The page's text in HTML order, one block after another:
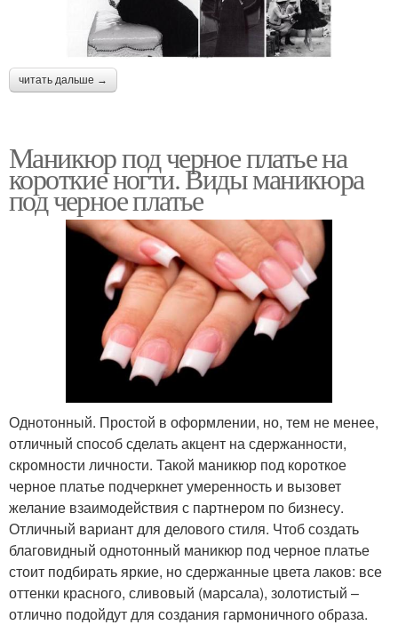
читать дальше →
Маникюр под черное платье на
короткие ногти. Виды маникюра
под черное платье
Однотонный. Простой в оформлении, но, тем не менее,
отличный способ сделать акцент на сдержанности,
скромности личности. Такой маникюр под короткое
черное платье подчеркнет умеренность и вызовет
желание взаимодействия с партнером по бизнесу.
Отличный вариант для делового стиля. Чтоб создать
благовидный однотонный маникюр под черное платье
стоит подбирать яркие, но сдержанные цвета лаков: все
оттенки красного, сливовый (марсала), золотистый –
отлично подойдут для создания гармоничного образа.